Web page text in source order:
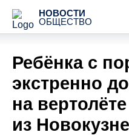
НОВОСТИ
ОБЩЕСТВО
Ребёнка с
экстренно
на вертолёте
из